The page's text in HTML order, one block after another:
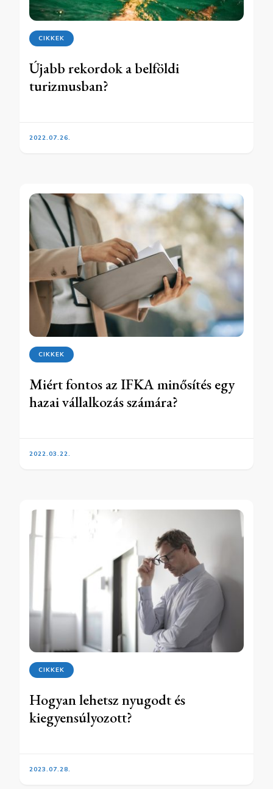
CIKKEK
Újabb rekordok a belföldi
turizmusban?
2022.07.26.
CIKKEK
Miért fontos az IFKA minősítés egy
hazai vállalkozás számára?
2022.03.22.
CIKKEK
Hogyan lehetsz nyugodt és
kiegyensúlyozott?
2023.07.28.